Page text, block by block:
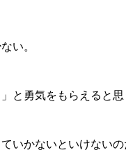
い。
と勇気をもらえると思
いかないといけないの